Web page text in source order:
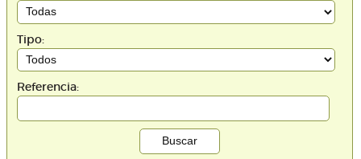
Tipo:
Referencia: